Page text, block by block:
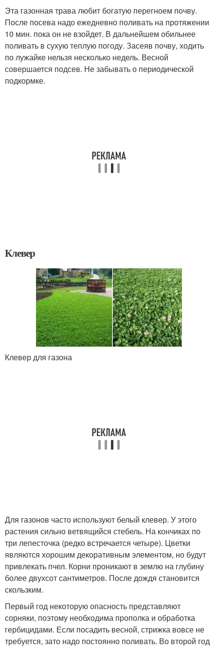
Эта газонная трава любит богатую перегноем почву.
После посева надо ежедневно поливать на протяжении
10 мин. пока он не взойдет. В дальнейшем обильнее
поливать в сухую теплую погоду. Засеяв почву, ходить
по лужайке нельзя несколько недель. Весной
совершается подсев. Не забывать о периодической
подкормке.
Клевер
Клевер для газона
Для газонов часто используют белый клевер. У этого
растения сильно ветвящийся стебель. На кончиках по
три лепесточка (редко встречается четыре). Цветки
являются хорошим декоративным элементом, но будут
привлекать пчел. Корни проникают в землю на глубину
более двухсот сантиметров. После дождя становится
скользким.
Первый год некоторую опасность представляют
сорняки, поэтому необходима прополка и обработка
гербицидами. Если посадить весной, стрижка вовсе не
требуется, зато надо постоянно поливать. Во второй год